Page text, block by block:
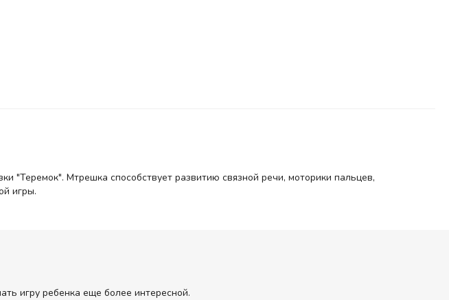
"Теремок". Мтрешка способствует развитию связной речи, моторики пальцев,
игры.
игру ребенка еще более интересной.